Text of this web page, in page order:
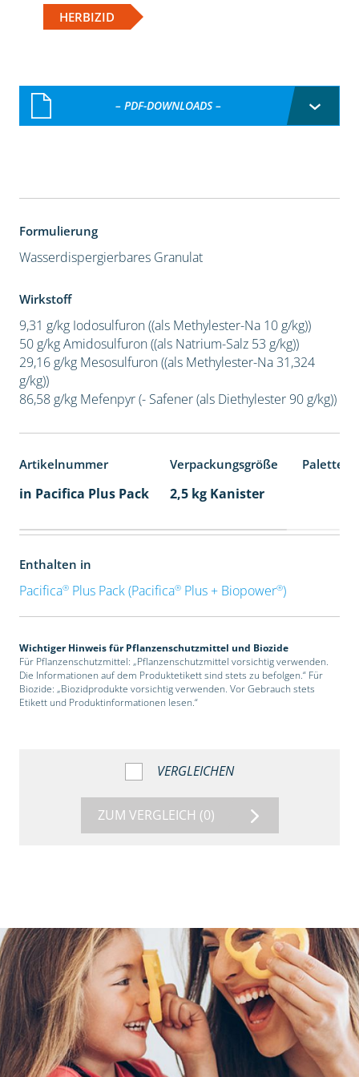
HERBIZID
– PDF-DOWNLOADS –
Formulierung
Wasserdispergierbares Granulat
Wirkstoff
9,31 g/kg Iodosulfuron ((als Methylester-Na 10 g/kg))
50 g/kg Amidosulfuron ((als Natrium-Salz 53 g/kg))
29,16 g/kg Mesosulfuron ((als Methylester-Na 31,324
g/kg))
86,58 g/kg Mefenpyr (- Safener (als Diethylester 90 g/kg))
Artikelnummer Verpackungsgröße
in Pacifica Plus Pack 2,5 kg Kanister
Enthalten in
Pacifica®Plus Pack (Pacifica®Plus + Biopower®)
Wichtiger Hinweis für Pflanzenschutzmittel und Biozide
Für Pflanzenschutzmittel: „Pflanzenschutzmittel vorsichtig verwenden.
Die Informationen auf dem Produktetikett sind stets zu befolgen.“ Für
Biozide: „Biozidprodukte vorsichtig verwenden. Vor Gebrauch stets
Etikett und Produktinformationen lesen.“
VERGLEICHEN
ZUM VERGLEICH (0)